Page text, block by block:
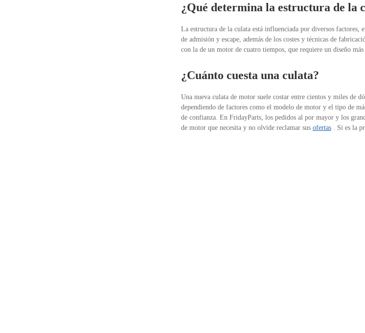
¿Qué determina la estructura de la
La estructura de la culata está influenciada por diversos
de admisión y escape, además de los costes y técnicas de
con la de un motor de cuatro tiempos, que requiere un diseño
¿Cuánto cuesta una culata?
Una nueva culata de motor suele costar entre cientos y miles de
dependiendo de factores como el modelo de motor y el tipo de
de confianza. En FridayParts, los pedidos al por mayor y los
de motor que necesita y no olvide reclamar sus ofertas. Si es la